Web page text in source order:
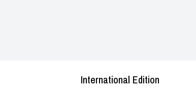
International Edition